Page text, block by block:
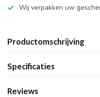
Wij verpakken uw
Productomschrijving
Specificaties
Reviews